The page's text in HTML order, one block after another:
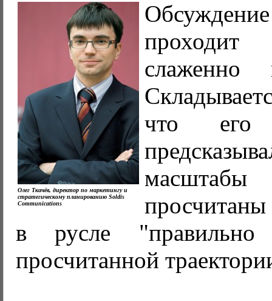
Олег Ткачёв, директор по маркетингу и
стратегическому планированию Soldis
Communications
что его
просчитаны
в русле
просчитанной